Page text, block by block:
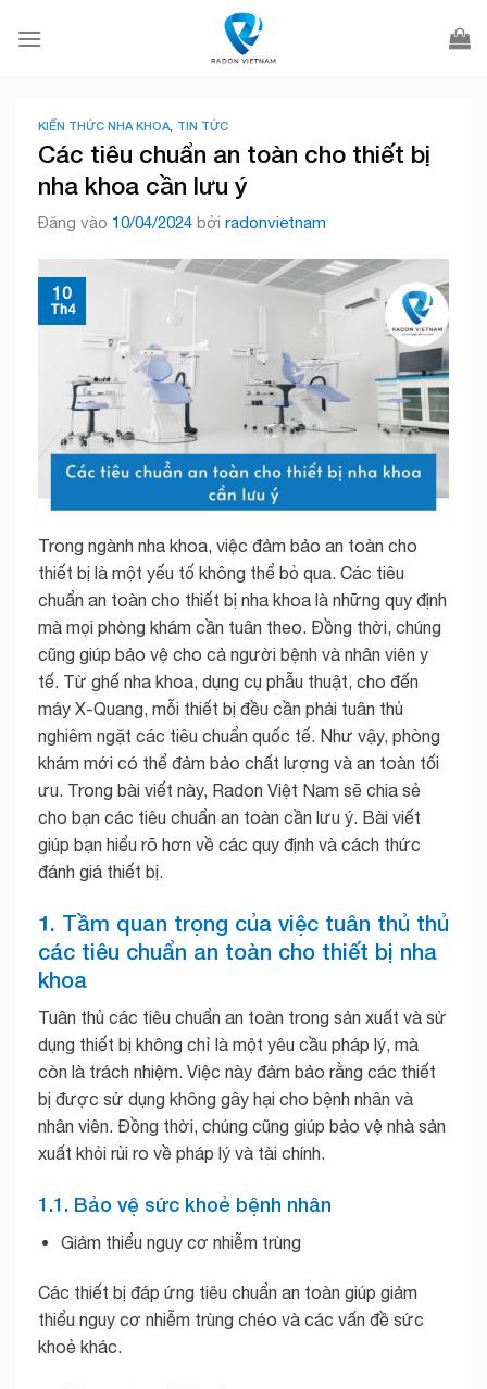
qua
KIẾN THỨC NHA KHOA TIN TỨC
Các tiêu chuẩn an toàn cho thiết bị
nha khoa cần lưu ý
Đăng vào 10/04/2024 bởi radonvietnam
10
Th4
Trong ngành nha khoa, việc đảm bảo an toàn cho
thiết bị là một yếu tố không thể bỏ qua. Các tiêu
chuẩn an toàn cho thiết bị nha khoa là những quy định
mà mọi phòng khám cần tuân theo. Đồng thời, chúng
cũng giúp bảo vệ cho cả người bệnh và nhân viên y
tế. Từ ghế nha khoa, dụng cụ phẫu thuật, cho đến
máy X-Quang, mỗi thiết bị đều cần phải tuân thủ
nghiêm ngặt các tiêu chuẩn quốc tế. Như vậy, phòng
khám mới có thể đảm bảo chất lượng và an toàn tối
ưu. Trong bài viết này, Radon Việt Nam sẽ chia sẻ
cho bạn các tiêu chuẩn an toàn cần lưu ý. Bài viết
giúp bạn hiểu rõ hơn về các quy định và cách thức
đánh giá thiết bị.
1. Tầm quan trọng của việc tuân thủ thủ
các tiêu chuẩn an toàn cho thiết bị nha
khoa
Tuân thủ các tiêu chuẩn an toàn trong sản xuất và sử
dụng thiết bị không chỉ là một yêu cầu pháp lý, mà
còn là trách nhiệm. Việc này đảm bảo rằng các thiết
bị được sử dụng không gây hại cho bệnh nhân và
nhân viên. Đồng thời, chúng cũng giúp bảo vệ nhà sản
xuất khỏi rủi ro về pháp lý và tài chính.
1.1. Bảo vệ sức khoẻ bệnh nhân
Giảm thiểu nguy cơ nhiễm trùng
Các thiết bị đáp ứng tiêu chuẩn an toàn giúp giảm
thiểu nguy cơ nhiễm trùng chéo và các vấn đề sức
khoẻ khác.